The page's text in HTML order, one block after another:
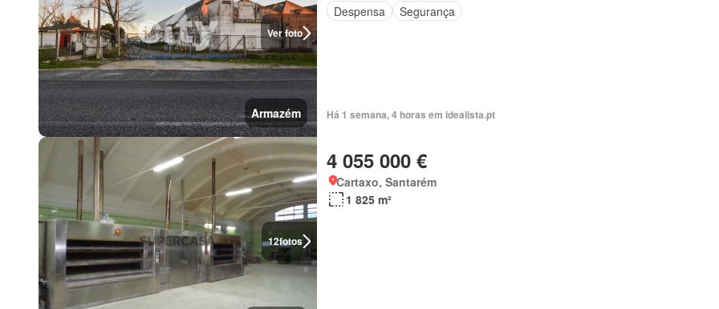
Ver foto
Armazém
Despensa
Segurança
Há 1 semana, 4 horas em idealista.pt
12fotos
4 055 000 €
Cartaxo, Santarém
1 825 m²